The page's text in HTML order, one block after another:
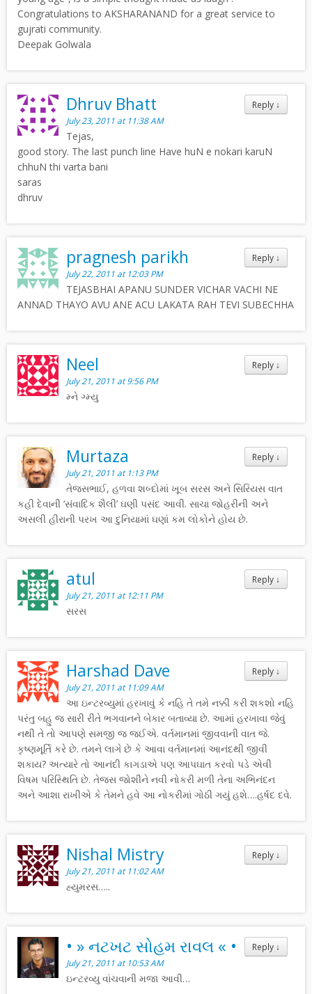
Congratulations to AKSHARANAND for a great service to
gujrati community.
Deepak Golwala
Reply ↓
Dhruv Bhatt
July 23, 2011 at 11:38 AM
Tejas,
good story. The last punch line Have huN e nokari karuN
chhuN thi varta bani
saras
dhruv
Reply ↓
pragnesh parikh
July 22, 2011 at 12:03 PM
TEJASBHAI APANU SUNDER VICHAR VACHI NE
ANNAD THAYO AVU ANE ACU LAKATA RAH TEVI SUBECHHA
Reply ↓
Neel
July 21, 2011 at 9:56 PM
મ્ને ગ્મ્યુ
Reply ↓
Murtaza
July 21, 2011 at 1:13 PM
તેજસભાઈ, હળવા શબ્દોમાં ખૂબ સરસ અને સિરિયસ વાત
કહી દેવાની ‘સંવાદિક શૈલી’ ઘણી પસંદ આવી. સાચા જોહરીની અને
અસલી હીરાની પરખ આ દુનિયામાં ઘણાં કમ લોકોને હોય છે.
Reply ↓
atul
July 21, 2011 at 12:11 PM
સરસ
Reply ↓
Harshad Dave
July 21, 2011 at 11:09 AM
આ ઇન્ટરવ્યુમાં હરખાવું કે નહિ તે તમે નક્કી કરી શકશો નહિ
પરંતુ બહુ જ સારી રીતે ભગવાનને બેકાર બતાવ્યા છે. આમાં હરખાવા જેવું
નથી તે તો આપણે સમજી જ જઈએ. વર્તમાનમાં જીવવાની વાત જે.
કૃષ્ણમૂર્તિ કરે છે. તમને લાગે છે કે આવા વર્તમાનમાં આનંદથી જીવી
શકાય? અત્યારે તો આનંદી કાગડાએ પણ આપઘાત કરવો પડે એવી
વિષમ પરિસ્થિતિ છે. તેજસ જોશીને નવી નોકરી મળી તેના અભિનંદન
અને આશા રાખીએ કે તેમને હવે આ નોકરીમાં ગોઠી ગયું હશે….હર્ષદ દવે.
Reply ↓
Nishal Mistry
July 21, 2011 at 11:02 AM
હ્યુમરસ…..
Reply ↓
• » નટખટ સોહમ રાવલ « •
July 21, 2011 at 10:53 AM
ઇન્ટરવ્યુ વાંચવાની મજા આવી…